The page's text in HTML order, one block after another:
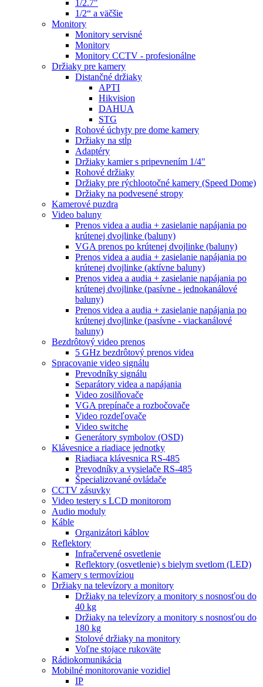
1/2.7"
1/2“ a väčšie
Monitory
Monitory servisné
Monitory
Monitory CCTV - profesionálne
Držiaky pre kamery
Distančné držiaky
APTI
Hikvision
DAHUA
STG
Rohové úchyty pre dome kamery
Držiaky na stĺp
Adaptéry
Držiaky kamier s pripevnením 1/4"
Rohové držiaky
Držiaky pre rýchlootočné kamery (Speed Dome)
Držiaky na podvesené stropy
Kamerové puzdra
Video baluny
Prenos videa a audia + zasielanie napájania po
krútenej dvojlinke (baluny)
VGA prenos po krútenej dvojlinke (baluny)
Prenos videa a audia + zasielanie napájania po
krútenej dvojlinke (aktívne baluny)
Prenos videa a audia + zasielanie napájania po
krútenej dvojlinke (pasívne - jednokanálové
baluny)
Prenos videa a audia + zasielanie napájania po
krútenej dvojlinke (pasívne - viackanálové
baluny)
Bezdrôtový video prenos
5 GHz bezdrôtový prenos videa
Spracovanie video signálu
Prevodníky signálu
Separátory videa a napájania
Video zosilňovače
VGA prepínače a rozbočovače
Video rozdeľovače
Video switche
Generátory symbolov (OSD)
Klávesnice a riadiace jednotky
Riadiaca klávesnica RS-485
Prevodníky a vysielače RS-485
Špecializované ovládače
CCTV zásuvky
Video testery s LCD monitorom
Audio moduly
Káble
Organizátori káblov
Reflektory
Infračervené osvetlenie
Reflektory (osvetlenie) s bielym svetlom (LED)
Kamery s termovíziou
Držiaky na televízory a monitory
Držiaky na televízory a monitory s nosnosťou do
40 kg
Držiaky na televízory a monitory s nosnosťou do
180 kg
Stolové držiaky na monitory
Voľne stojace rukoväte
Rádiokomunikácia
Mobilné monitorovanie vozidiel
IP